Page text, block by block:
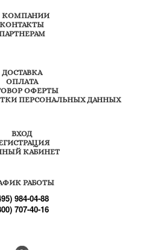
КОМПАНИИ
КОНТАКТЫ
ДОСТАВКА
ОПЛАТА
ОФЕРТЫ
ПЕРСОНАЛЬНЫХ ДАННЫХ
ВХОД
КАБИНЕТ
РАБОТЫ
984-04-88
707-40-16